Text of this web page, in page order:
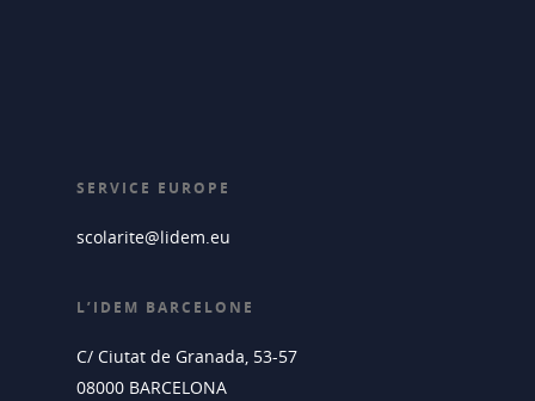
SERVICE EUROPE
scolarite@lidem.eu
L’IDEM BARCELONE
C/ Ciutat de Granada, 53-57
08000 BARCELONA